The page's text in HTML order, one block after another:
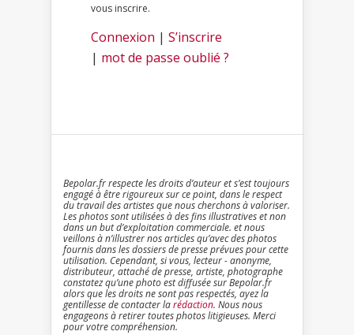
vous inscrire.
Connexion | S’inscrire
| mot de passe oublié ?
Bepolar.fr respecte les droits d’auteur et s’est toujours
engagé à être rigoureux sur ce point, dans le respect
du travail des artistes que nous cherchons à valoriser.
Les photos sont utilisées à des fins illustratives et non
dans un but d’exploitation commerciale. et nous
veillons à n’illustrer nos articles qu’avec des photos
fournis dans les dossiers de presse prévues pour cette
utilisation. Cependant, si vous, lecteur - anonyme,
distributeur, attaché de presse, artiste, photographe
constatez qu’une photo est diffusée sur Bepolar.fr
alors que les droits ne sont pas respectés, ayez la
gentillesse de contacter larédaction. Nous nous
engageons à retirer toutes photos litigieuses. Merci
pour votre compréhension.